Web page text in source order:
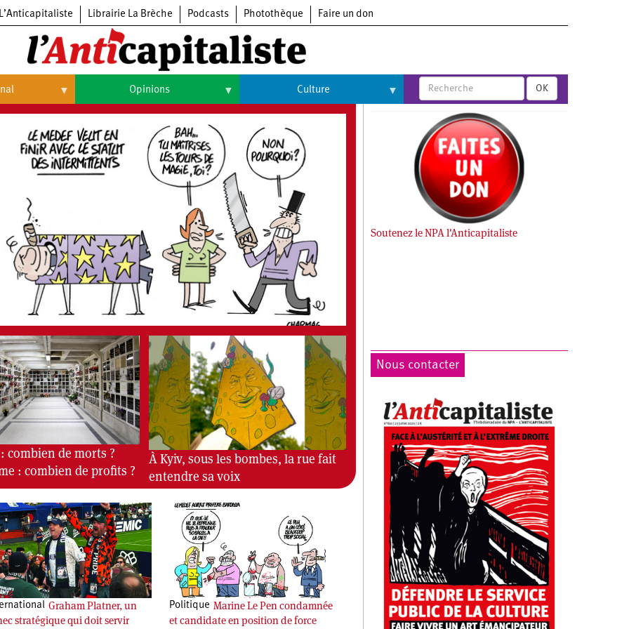
L’Anticapitaliste Librairie La Brèche Podcasts Photothèque Faire un don
Opinions
Histoire
Culture
Arts
Cinéma
Expositions
Livres
Musique
OK
combien de morts ?
: combien de profits ?
À Kyiv, sous les bombes, la rue fait
entendre sa voix
Graham Platner, un
stratégique qui doit servir
Politique Marine Le Pen condamnée
et candidate en position de force
Soutenez le NPA l'Anticapitaliste
Nous contacter